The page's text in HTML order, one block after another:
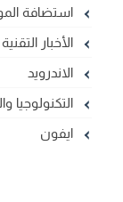
استضافة
الأخبار التقنية
الاندرويد
التكنولوجيا
ايفون